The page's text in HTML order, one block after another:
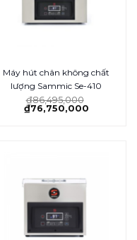
Máy hút chân không chất
lượng Sammic Se-410
₫86,495,000
₫76,750,000